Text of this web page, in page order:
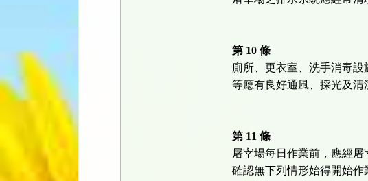
第 10 條
廁所、更衣室、洗手消毒
等應有良好通風、採光及清
第 11 條
屠宰場每日作業前，應經屠
確認無下列情形始得開始作